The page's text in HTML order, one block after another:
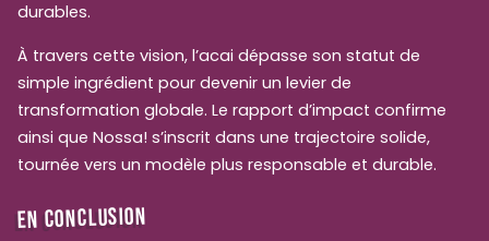
durables.
À travers cette vision, l’acai dépasse son statut de
simple ingrédient pour devenir un levier de
transformation globale. Le rapport d’impact confirme
ainsi que Nossa! s’inscrit dans une trajectoire solide,
tournée vers un modèle plus responsable et durable.
EN CONCLUSION